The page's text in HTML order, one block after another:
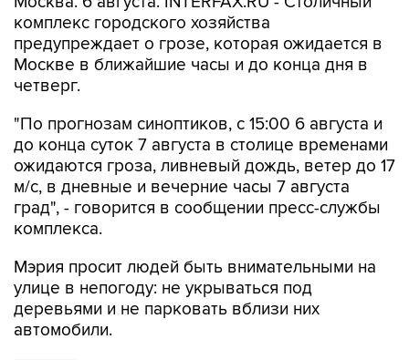
комплекс городского хозяйства
предупреждает о грозе, которая ожидается в
Москве в ближайшие часы и до конца дня в
четверг.
"По прогнозам синоптиков, с 15:00 6 августа и
до конца суток 7 августа в столице временами
ожидаются гроза, ливневый дождь, ветер до 17
м/с, в дневные и вечерние часы 7 августа
град", - говорится в сообщении пресс-службы
комплекса.
Мэрия просит людей быть внимательными на
улице в непогоду: не укрываться под
деревьями и не парковать вблизи них
автомобили.